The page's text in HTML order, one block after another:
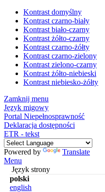
Kontrast domyślny
Kontrast czarno-biały
Kontrast biało-czarny
Kontrast żółto-czarny
Kontrast czarno-żółty
Kontrast czarno-zielony
Kontrast zielono-czarny
Kontrast żółto-niebieski
Kontrast niebiesko-żółty
Zamknij menu
Język migowy
Portal Niepełnosprawność
Deklaracja dostępności
ETR - tekst
Powered by
Translate
Menu
Język strony
polski
english